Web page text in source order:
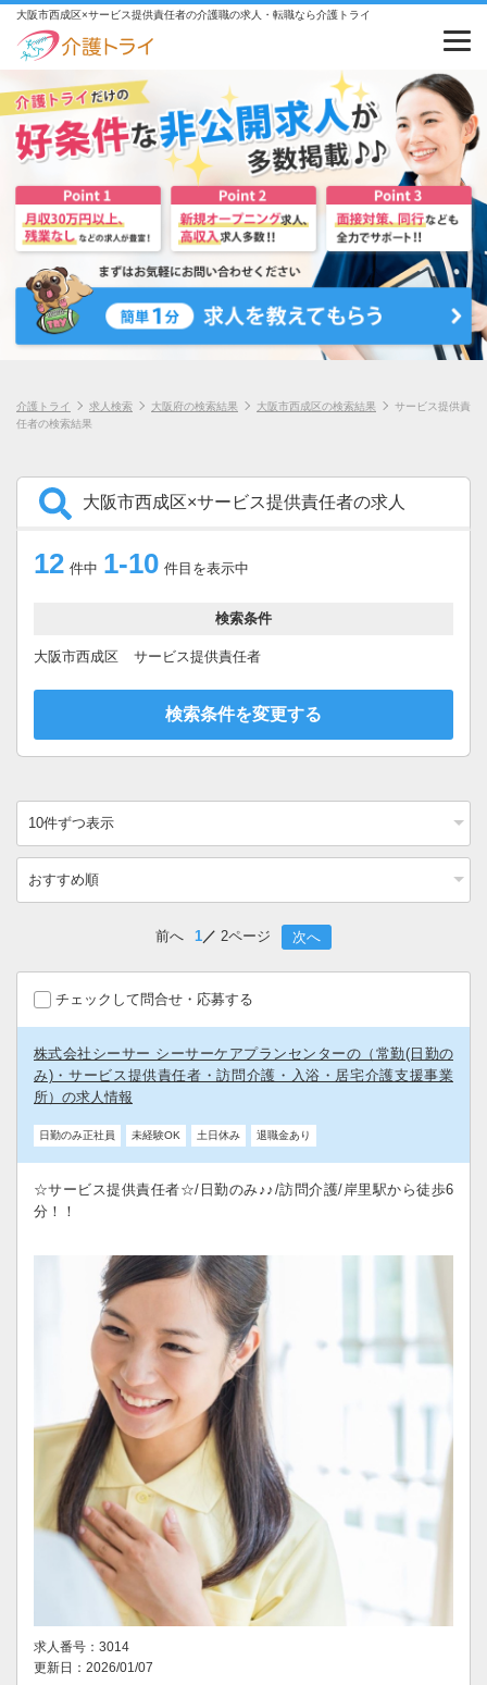
大阪市西成区×サービス提供責任者の介護職の求人・転職なら介護トライ
介護トライ 求人検索 大阪府の検索結果 大阪市西成区の検索結果
サービス提供責
任者の検索結果
大阪市西成区×サービス提供責任者の求人
12 件中 1-10 件目を表示中
検索条件
大阪市西成区 サービス提供責任者
検索条件を変更する
前へ 1 2ページ 次へ
チェックして問合せ・応募する
株式会社シーサー シーサーケアプランセンターの（常勤(日勤の
み)・サービス提供責任者・訪問介護・入浴・居宅介護支援事業
所）の求人情報
日勤のみ正社員 未経験OK 土日休み 退職金あり
☆サービス提供責任者☆/日勤のみ♪♪/訪問介護/岸里駅から徒歩6
分！！
求人番号：3014
更新日：2026/01/07